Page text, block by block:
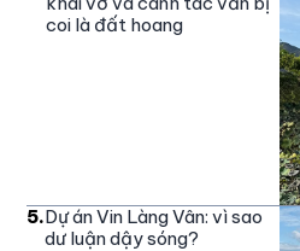
coi là đất hoang
5.Dự án Vin Làng Vân: vì sao
dư luận dậy sóng?